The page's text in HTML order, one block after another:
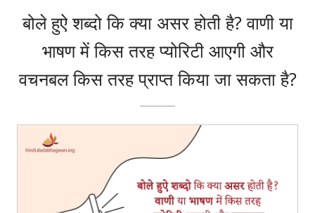
बोले हुऐ शब्दो कि क्या असर होती है? वाणी या
भाषण में किस तरह प्योरिटी आएगी और
वचनबल किस तरह प्राप्त किया जा सकता है?